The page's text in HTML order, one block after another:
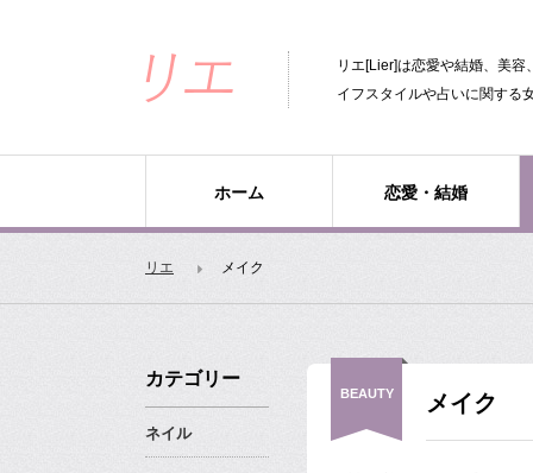
リエ[Lier]は恋愛や結婚、美
イフスタイルや占いに関する
ホーム 恋愛・結婚
リエ メイク
BEAUTY メイク
カテゴリー
ネイル